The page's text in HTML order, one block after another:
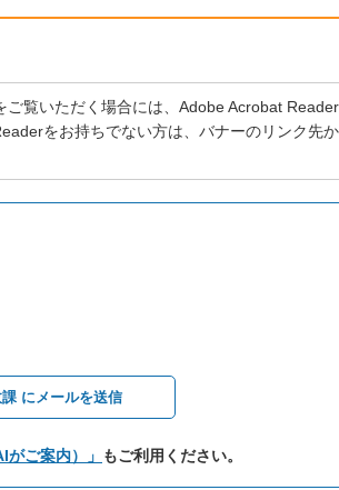
ご覧いただく場合には、Adobe Acrobat
をお持ちでない方は、バナーのリンク先
課 にメールを送信
がご案内）」 もご利用ください。